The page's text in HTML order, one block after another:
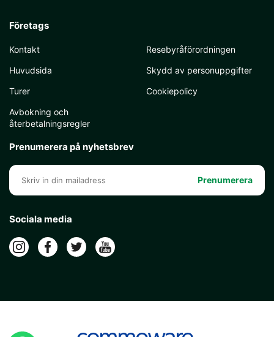
Företags
Kontakt
Huvudsida
Turer
Avbokning och
återbetalningsregler
Resebyråförordningen
Skydd av personuppgifter
Cookiepolicy
Prenumerera på nyhetsbrev
Prenumerera
Sociala media